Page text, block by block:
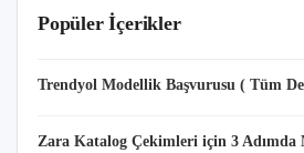
Popüler İçerikler
Trendyol Modellik Başvurusu ( Tüm
Zara Katalog Çekimleri için 3 Adımda